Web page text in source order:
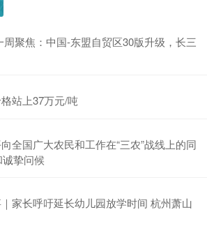
周聚焦：中国-东盟自贸区30版升级，长三
站上37万元/吨
全国广大农民和工作在“三农”战线上的同
挚问候
家长呼吁延长幼儿园放学时间 杭州萧山